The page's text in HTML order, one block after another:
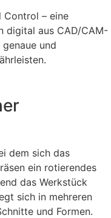
Control – eine
digital aus CAD/CAM-
und
dem sich das
ein rotierendes
das Werkstück
sich in mehreren
und Formen.